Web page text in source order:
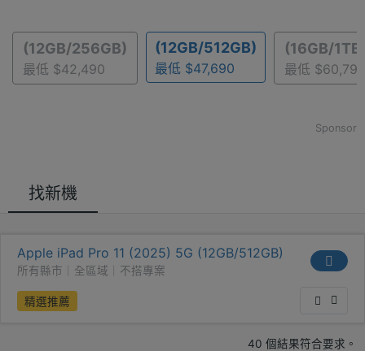
(12GB/256GB)
最低 $42,490
(12GB/512GB)
最低 $47,690
(16GB/
最低 $60,790
Sponsor
找新機
Apple iPad Pro 11 (2025) 5G (12GB/512GB)
所有縣市｜全區域｜不搭專案
精選推薦
40 個結果符合要求。